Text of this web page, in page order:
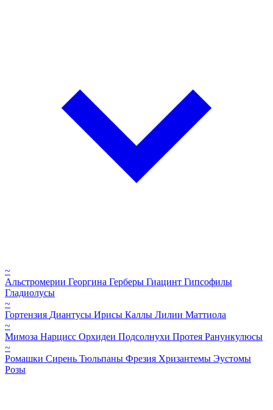
~
Альстромерии Георгина Герберы Гиацинт Гипсофилы
Гладиолусы
~
Гортензия Диантусы Ирисы Каллы Лилии Маттиола
~
Мимоза Нарцисс Орхидеи Подсолнухи Протея Ранункулюсы
~
Ромашки Сирень Тюльпаны Фрезия Хризантемы Эустомы
Розы